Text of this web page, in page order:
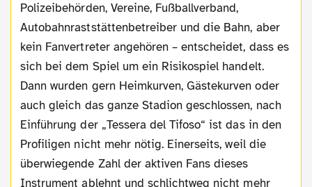
Polizeibehörden, Vereine, Fußballverband,
Autobahnraststättenbetreiber und die Bahn, aber
kein Fanvertreter angehören – entscheidet, dass es
sich bei dem Spiel um ein Risikospiel handelt.
Dann wurden gern Heimkurven, Gästekurven oder
auch gleich das ganze Stadion geschlossen, nach
Einführung der „Tessera del Tifoso“ ist das in den
Profiligen nicht mehr nötig. Einerseits, weil die
überwiegende Zahl der aktiven Fans dieses
Instrument ablehnt und schlichtweg nicht mehr